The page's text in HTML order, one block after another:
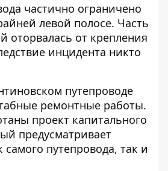
частично ограничено
левой полосе. Часть
оторвалась от крепления
инцидента никто
путепроводе
ремонтные работы.
проект капитального
предусматривает
самого путепровода, так и